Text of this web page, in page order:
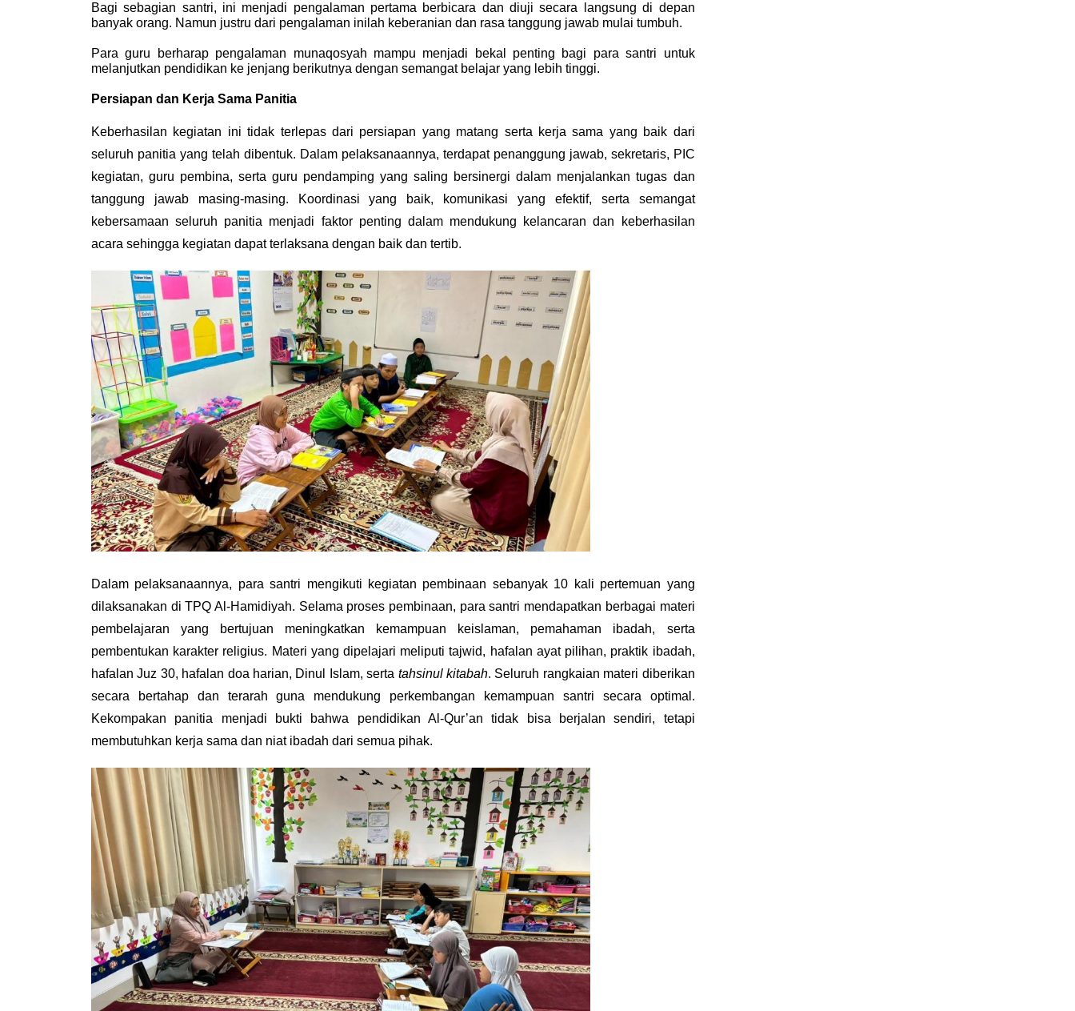
Bagi sebagian santri, ini menjadi pengalaman pertama berbicara dan diuji secara langsung di depan
banyak orang. Namun justru dari pengalaman inilah keberanian dan rasa tanggung jawab mulai tumbuh.
Para guru berharap pengalaman munaqosyah mampu menjadi bekal penting bagi para santri untuk
melanjutkan pendidikan ke jenjang berikutnya dengan semangat belajar yang lebih tinggi.
Persiapan dan Kerja Sama Panitia
Keberhasilan kegiatan ini tidak terlepas dari persiapan yang matang serta kerja sama yang baik dari
seluruh panitia yang telah dibentuk. Dalam pelaksanaannya, terdapat penanggung jawab, sekretaris, PIC
kegiatan, guru pembina, serta guru pendamping yang saling bersinergi dalam menjalankan tugas dan
tanggung jawab masing-masing. Koordinasi yang baik, komunikasi yang efektif, serta semangat
kebersamaan seluruh panitia menjadi faktor penting dalam mendukung kelancaran dan keberhasilan
acara sehingga kegiatan dapat terlaksana dengan baik dan tertib.
Dalam pelaksanaannya, para santri mengikuti kegiatan pembinaan sebanyak 10 kali pertemuan yang
dilaksanakan di TPQ Al-Hamidiyah. Selama proses pembinaan, para santri mendapatkan berbagai materi
pembelajaran yang bertujuan meningkatkan kemampuan keislaman, pemahaman ibadah, serta
pembentukan karakter religius. Materi yang dipelajari meliputi tajwid, hafalan ayat pilihan, praktik ibadah,
hafalan Juz 30, hafalan doa harian, Dinul Islam, serta tahsinul kitabah. Seluruh rangkaian materi diberikan
secara bertahap dan terarah guna mendukung perkembangan kemampuan santri secara optimal.
Kekompakan panitia menjadi bukti bahwa pendidikan Al-Qur’an tidak bisa berjalan sendiri, tetapi
membutuhkan kerja sama dan niat ibadah dari semua pihak.